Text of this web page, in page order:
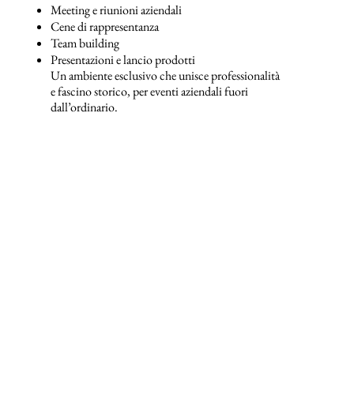
Meeting e riunioni aziendali
Cene di rappresentanza
Team building
Presentazioni e lancio prodotti
Un ambiente esclusivo che unisce professionalità
e fascino storico, per eventi aziendali fuori
dall’ordinario.